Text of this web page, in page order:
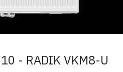
- RADIK VKM8-U